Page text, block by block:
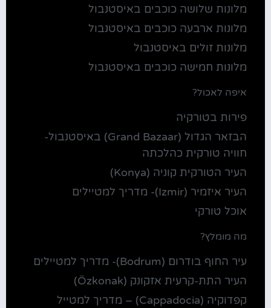
מלונות שלושה כוכבים באיסטנבול
מלונות ארבעה כוכבים באיסטנבול
מלונות זולים באיסטנבול
מלונות חמישה כוכבים באיסטנבול
איפה לאכול?
פירות בטורקיה
הבזאר הגדול (Grand Bazaar) באיסטנבול-
חוויה טורקית כהלכתה
העיר הטורקית קוניה (Konya)
העיר איזמיר (Izmir)- מדריך למטיילים
אוכל טורקי
מה מומלץ?
עיר החוף בודרום (Bodrum)- מדריך למטיילים
העיר התת-קרעית אזקונק (Özkonak)
קפדוקיה (Cappadocia) – מדריך למטייל